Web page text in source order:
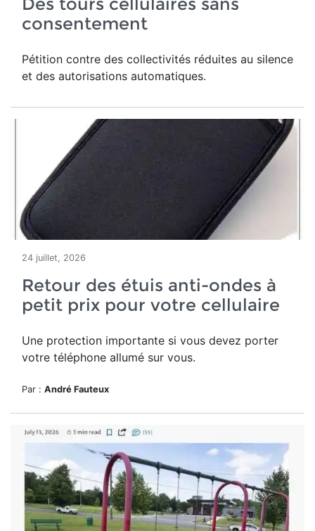
consentement
Pétition contre des collectivités réduites au silence
et des autorisations automatiques.
24 juillet, 2026
Retour des étuis anti-ondes à
petit prix pour votre cellulaire
Une protection importante si vous devez porter
votre téléphone allumé sur vous.
Par : André Fauteux